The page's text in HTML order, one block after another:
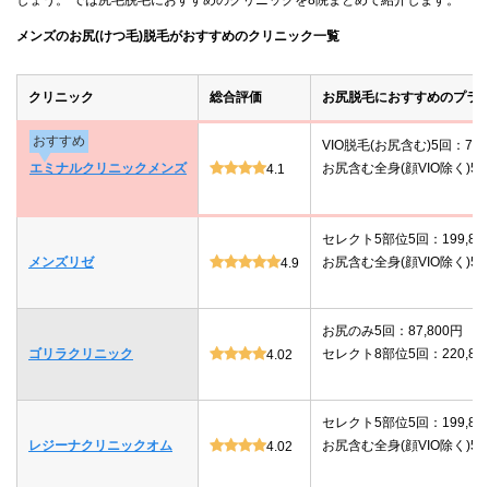
メンズのお尻(けつ毛)脱毛がおすすめのクリニック一覧
クリニック 総合評価 お尻脱毛におすすめのプラ
おすすめ
エミナルクリニックメンズ
4.1
VIO脱毛(お尻含む)5回：
お尻含む全身(顔VIO除く)5
メンズリゼ 4.9
セレクト5部位5回：
お尻含む全身(顔VIO除く)5
ゴリラクリニック 4.02
お尻のみ5回：87,800円
セレクト8部位5回：
レジーナクリニックオム 4.02
セレクト5部位5回：
お尻含む全身(顔VIO除く)5